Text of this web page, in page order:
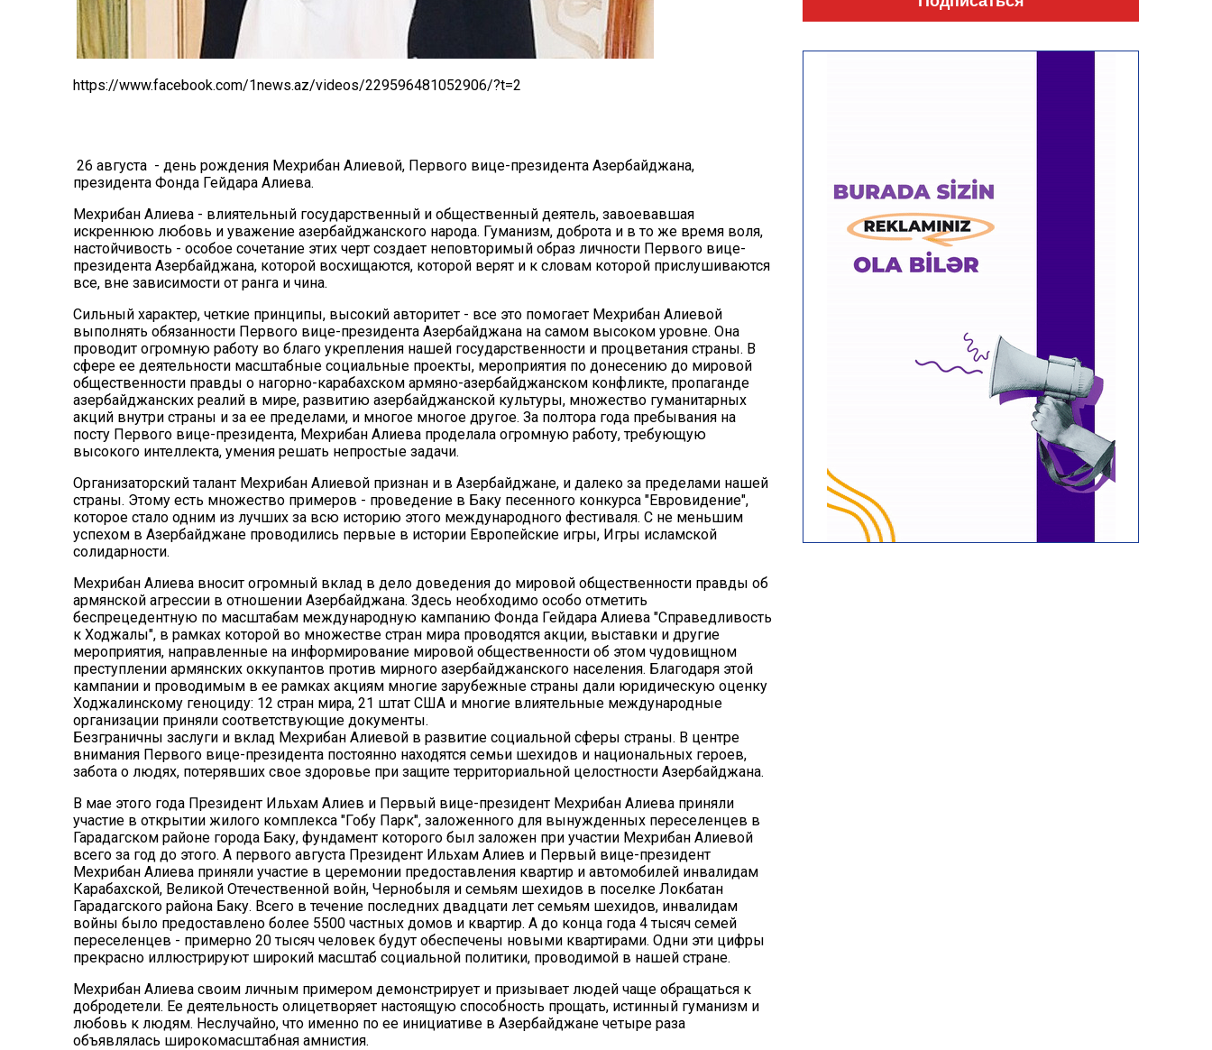
https://www.facebook.com/1news.az/videos/229596481052906/?t=2
26 августа - день рождения Мехрибан Алиевой, Первого вице-президента Азербайджана,
президента Фонда Гейдара Алиева.
Мехрибан Алиева - влиятельный государственный и общественный деятель, завоевавшая
искреннюю любовь и уважение азербайджанского народа. Гуманизм, доброта и в то же время воля,
настойчивость - особое сочетание этих черт создает неповторимый образ личности Первого вице-
президента Азербайджана, которой восхищаются, которой верят и к словам которой прислушиваются
все, вне зависимости от ранга и чина.
Сильный характер, четкие принципы, высокий авторитет - все это помогает Мехрибан Алиевой
выполнять обязанности Первого вице-президента Азербайджана на самом высоком уровне. Она
проводит огромную работу во благо укрепления нашей государственности и процветания страны. В
сфере ее деятельности масштабные социальные проекты, мероприятия по донесению до мировой
общественности правды о нагорно-карабахском армяно-азербайджанском конфликте, пропаганде
азербайджанских реалий в мире, развитию азербайджанской культуры, множество гуманитарных
акций внутри страны и за ее пределами, и многое многое другое. За полтора года пребывания на
посту Первого вице-президента, Мехрибан Алиева проделала огромную работу, требующую
высокого интеллекта, умения решать непростые задачи.
Организаторский талант Мехрибан Алиевой признан и в Азербайджане, и далеко за пределами нашей
страны. Этому есть множество примеров - проведение в Баку песенного конкурса "Евровидение",
которое стало одним из лучших за всю историю этого международного фестиваля. С не меньшим
успехом в Азербайджане проводились первые в истории Европейские игры, Игры исламской
солидарности.
Мехрибан Алиева вносит огромный вклад в дело доведения до мировой общественности правды об
армянской агрессии в отношении Азербайджана. Здесь необходимо особо отметить
беспрецедентную по масштабам международную кампанию Фонда Гейдара Алиева "Справедливость
к Ходжалы", в рамках которой во множестве стран мира проводятся акции, выставки и другие
мероприятия, направленные на информирование мировой общественности об этом чудовищном
преступлении армянских оккупантов против мирного азербайджанского населения. Благодаря этой
кампании и проводимым в ее рамках акциям многие зарубежные страны дали юридическую оценку
Ходжалинскому геноциду: 12 стран мира, 21 штат США и многие влиятельные международные
организации приняли соответствующие документы.
Безграничны заслуги и вклад Мехрибан Алиевой в развитие социальной сферы страны. В центре
внимания Первого вице-президента постоянно находятся семьи шехидов и национальных героев,
забота о людях, потерявших свое здоровье при защите территориальной целостности Азербайджана.
В мае этого года Президент Ильхам Алиев и Первый вице-президент Мехрибан Алиева приняли
участие в открытии жилого комплекса "Гобу Парк", заложенного для вынужденных переселенцев в
Гарадагском районе города Баку, фундамент которого был заложен при участии Мехрибан Алиевой
всего за год до этого. А первого августа Президент Ильхам Алиев и Первый вице-президент
Мехрибан Алиева приняли участие в церемонии предоставления квартир и автомобилей инвалидам
Карабахской, Великой Отечественной войн, Чернобыля и семьям шехидов в поселке Локбатан
Гарадагского района Баку. Всего в течение последних двадцати лет семьям шехидов, инвалидам
войны было предоставлено более 5500 частных домов и квартир. А до конца года 4 тысяч семей
переселенцев - примерно 20 тысяч человек будут обеспечены новыми квартирами. Одни эти цифры
прекрасно иллюстрируют широкий масштаб социальной политики, проводимой в нашей стране.
Мехрибан Алиева своим личным примером демонстрирует и призывает людей чаще обращаться к
добродетели. Ее деятельность олицетворяет настоящую способность прощать, истинный гуманизм и
любовь к людям. Неслучайно, что именно по ее инициативе в Азербайджане четыре раза
объявлялась широкомасштабная амнистия.